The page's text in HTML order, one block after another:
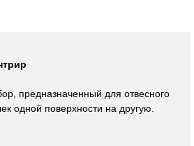
предназначенный для отвесного
одной поверхности на другую.